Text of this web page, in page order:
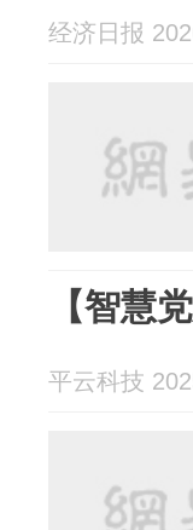
经济日报
【智慧
平云科技